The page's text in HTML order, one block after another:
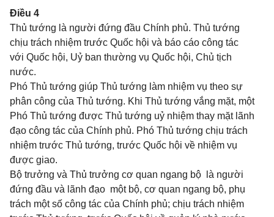
Điều 4
Thủ tướng là người đứng đầu Chính phủ. Thủ tướng
chịu trách nhiệm trước Quốc hội và báo cáo công tác
với Quốc hội, Uỷ ban thường vụ Quốc hội, Chủ tịch
nước.
Phó Thủ tướng giúp Thủ tướng làm nhiệm vụ theo sự
phân công của Thủ tướng. Khi Thủ tướng vắng mặt, một
Phó Thủ tướng được Thủ tướng uỷ nhiệm thay mặt lãnh
đạo công tác của Chính phủ. Phó Thủ tướng chịu trách
nhiệm trước Thủ tướng, trước Quốc hội về nhiệm vụ
được giao.
Bộ trưởng và Thủ trưởng cơ quan ngang bộ là người
đứng đầu và lãnh đạo một bộ, cơ quan ngang bộ, phụ
trách một số công tác của Chính phủ; chịu trách nhiệm